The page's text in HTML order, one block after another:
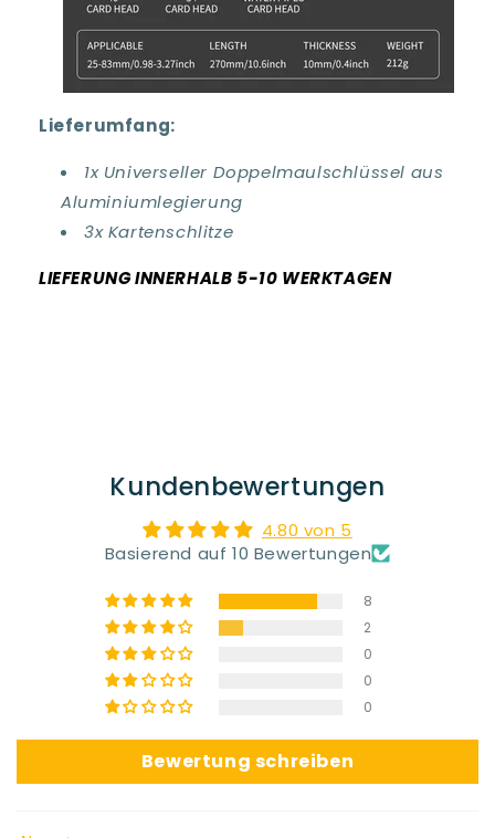
Lieferumfang:
1x Universeller Doppelmaulschlüssel aus
Aluminiumlegierung
3x Kartenschlitze
LIEFERUNG INNERHALB 5-10 WERKTAGEN
Kundenbewertungen
4.80 von 5
Basierend auf 10 Bewertungen
8
2
0
0
0
Bewertung schreiben